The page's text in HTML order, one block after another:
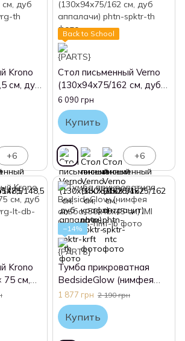
Krono
см, дуб
+6
Back to School
Стол письменный Verno
(130х94х75/162 см, дуб
аппалачи)
6 090 грн
Купить
+6
Krono
75 см,
−14%
Тумба прикроватная
BedsideGlow (нимфея
альба, 50x40x45 см) IMI
1 877 грн 2 190 грн
Купить